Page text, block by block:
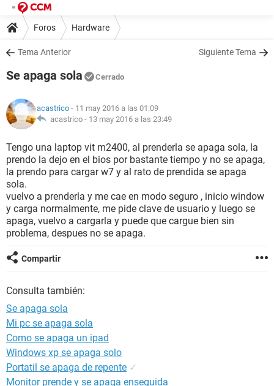
Foros Hardware
Tema Anterior Siguiente Tema
Se apaga sola Cerrado
acastrico - 11 may 2016 a las 01:09
acastrico - 13 may 2016 a las 23:49
Tengo una laptop vit m2400, al prenderla se apaga sola, la
prendo la dejo en el bios por bastante tiempo y no se apaga,
la prendo para cargar w7 y al rato de prendida se apaga
sola.
vuelvo a prenderla y me cae en modo seguro , inicio window
y carga normalmente, me pide clave de usuario y luego se
apaga, vuelvo a cargarla y puede que cargue bien sin
problema, despues no se apaga.
Compartir
Consulta también:
Se apaga sola
Mi pc se apaga sola
Como se apaga un ipad
Windows xp se apaga solo
Portatil se apaga de repente ✓
Monitor prende y se apaga enseguida